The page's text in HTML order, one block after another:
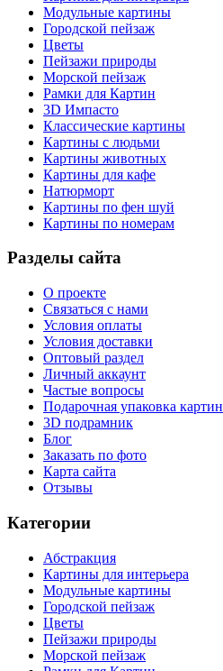
Модульные картины
Городской пейзаж
Цветы
Пейзажи природы
Морской пейзаж
Рамки для Картин
3D Импасто
Классические картины
Картины с людьми
Картины животных
Картины для кафе
Натюрморт
Картины по фен шуй
Картины по номерам
Разделы сайта
О проекте
Связаться с нами
Условия оплаты
Условия доставки
Оптовый раздел
Личный аккаунт
Частые вопросы
Подарочная упаковка картин
3D подрамник
Блог
Заказать по фото
Карта сайта
Отзывы
Категории
Абстракция
Картины для интерьера
Модульные картины
Городской пейзаж
Цветы
Пейзажи природы
Морской пейзаж